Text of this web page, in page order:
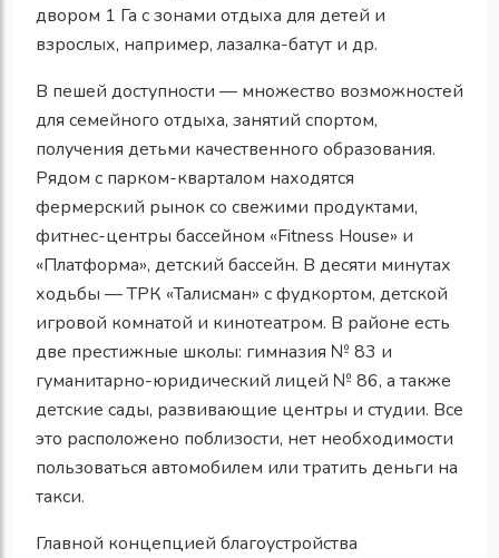
двором 1 Га с зонами отдыха для детей и
взрослых, например, лазалка-батут и др.
В пешей доступности — множество возможностей
для семейного отдыха, занятий спортом,
получения детьми качественного образования.
Рядом с парком-кварталом находятся
фермерский рынок со свежими продуктами,
фитнес-центры бассейном «Fitness House» и
«Платформа», детский бассейн. В десяти минутах
ходьбы — ТРК «Талисман» с фудкортом, детской
игровой комнатой и кинотеатром. В районе есть
две престижные школы: гимназия № 83 и
гуманитарно-юридический лицей № 86, а также
детские сады, развивающие центры и студии. Все
это расположено поблизости, нет необходимости
пользоваться автомобилем или тратить деньги на
такси.
Главной концепцией благоустройства